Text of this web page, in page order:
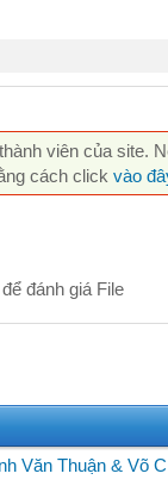
viên của site.
cách click vào
đánh giá File
Văn Thuận & Võ